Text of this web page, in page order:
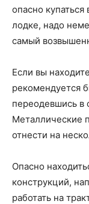
опасно купаться
лодке, надо
самый
Если вы
рекомендуется
переодевшись в
Металлические
отнести на
Опасно
конструкций,
работать на